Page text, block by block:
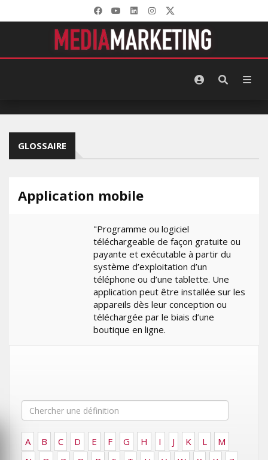
GLOSSAIRE
Application mobile
"Programme ou logiciel
téléchargeable de façon gratuite ou
payante et exécutable à partir du
système d’exploitation d’un
téléphone ou d’une tablette. Une
application peut être installée sur les
appareils dès leur conception ou
téléchargée par le biais d’une
boutique en ligne.
A B C D E F G H I J K L
M